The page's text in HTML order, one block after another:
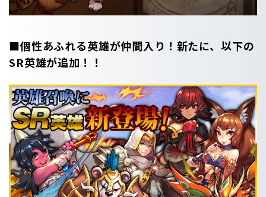
■個性あふれる英雄が仲間入り！新たに、以下の
SR英雄が追加！！